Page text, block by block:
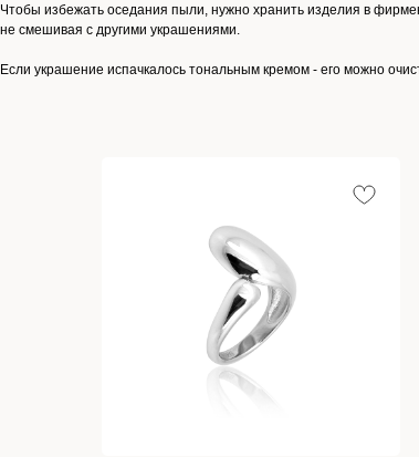
Чтобы избежать оседания пыли, нужно хранить изделия в
не смешивая с другими украшениями.
Если украшение испачкалось тональным кремом - его можно